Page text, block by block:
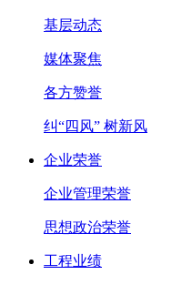
基层动态
媒体聚焦
各方赞誉
纠“四风” 树新风
企业荣誉
企业管理荣誉
思想政治荣誉
工程业绩